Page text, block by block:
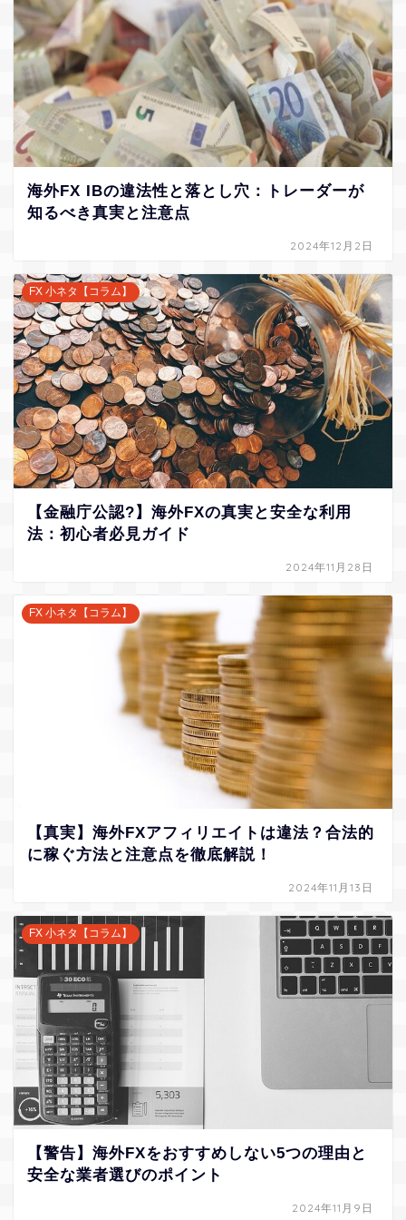
海外FX IBの違法性と落とし穴：トレーダーが
知るべき真実と注意点
2024年12月2日
FX 小ネタ【コラム】
【金融庁公認?】海外FXの真実と安全な利用
法：初心者必見ガイド
2024年11月28日
FX 小ネタ【コラム】
【真実】海外FXアフィリエイトは違法？合法的
に稼ぐ方法と注意点を徹底解説！
2024年11月13日
FX 小ネタ【コラム】
【警告】海外FXをおすすめしない5つの理由と
安全な業者選びのポイント
2024年11月9日